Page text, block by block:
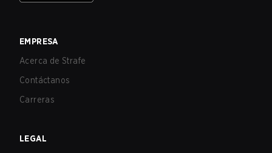
EMPRESA
Acerca de Strafe
Contáctanos
Carreras
LEGAL